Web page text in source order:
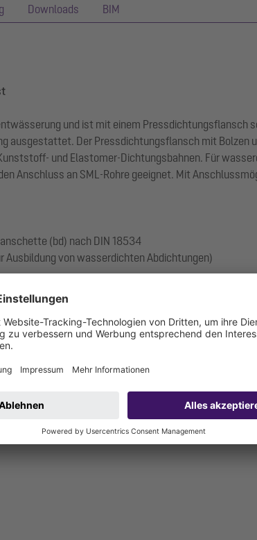
Downloads BIM
und ist mit einem Pressdichtungsflansch
ausgestattet. Der Pressdichtungsflansch mit Bolzen
und Elastomer-Dichtungsbahnen. Für
Anschluss an SML-Rohre geeignet. Mit
(bd) nach DIN 18534
von wasserdichten Abdichtungen)